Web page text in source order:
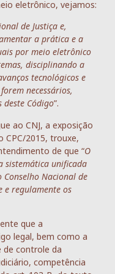
eletrônico, vejamos:
de Justiça e,
a prática e a
por meio eletrônico
disciplinando a
tecnológicos e
necessários,
deste Código”.
ao CNJ, a exposição
2015, trouxe,
de que “O
sistemática unificada
Nacional de
e regulamente os
que a
legal, bem como a
de controle da
competência